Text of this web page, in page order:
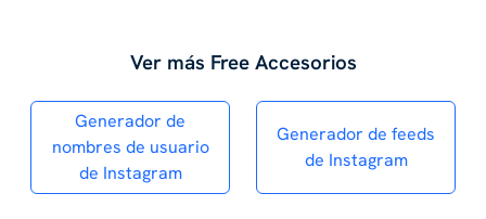
Ver más Free Accesorios
Generador de
nombres de usuario
de Instagram
Generador de feeds
de Instagram